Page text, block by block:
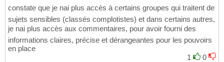
constate que je nai plus accès à certains groupes qui traitent de
sujets sensibles (classés complotistes) et dans certains autres,
je nai plus accès aux commentaires, pour avoir fourni des
informations claires, précise et dérangeantes pour les pouvoirs
en place
1
0